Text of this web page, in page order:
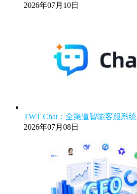
2026年07月10日
TWT Chat：全渠道智能客服系统
2026年07月08日